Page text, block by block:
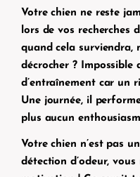
Votre chien ne reste
lors de vos recherches
quand cela
décrocher ?
d’entraînement car un
Une journée, il
plus aucun
Votre chien n’est pas
détection d’odeur,